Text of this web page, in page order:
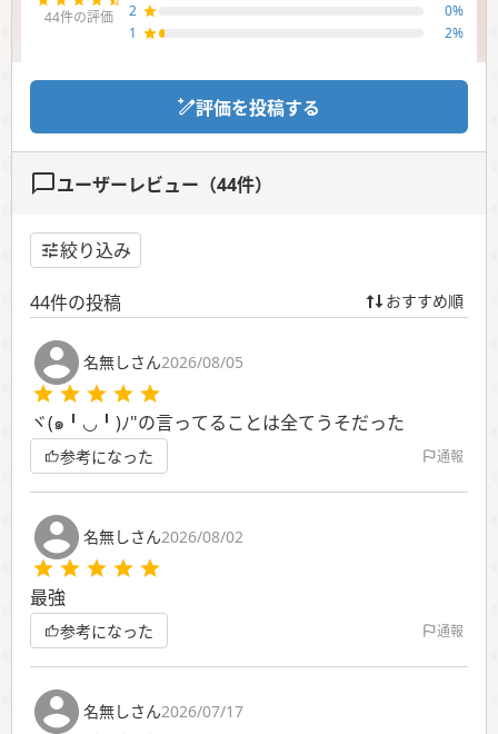
44件の評価
2
0%
1
2%
評価を投稿する
ユーザーレビュー（44件）
絞り込み
44件の投稿 おすすめ順
名無しさん2026/08/05
ヾ(๑╹◡╹)ﾉ"の言ってることは全てうそだった
参考になった 通報
名無しさん2026/08/02
最強
参考になった 通報
名無しさん2026/07/17